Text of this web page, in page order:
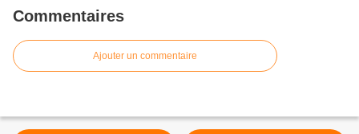
Commentaires
Ajouter un commentaire